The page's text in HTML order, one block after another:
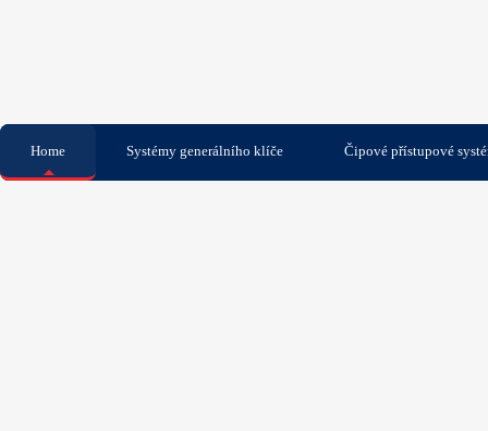
Home Systémy generálního klíče Čipové přístupové